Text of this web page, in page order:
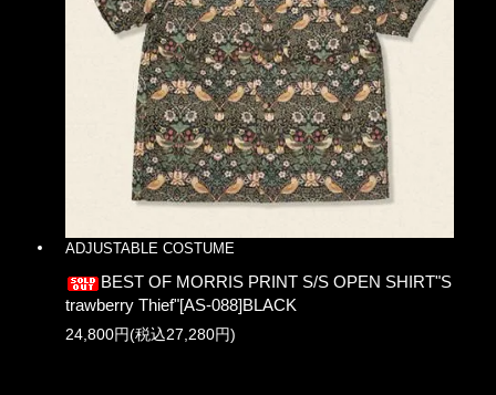
ADJUSTABLE COSTUME
BEST OF MORRIS PRINT S/S OPEN SHIRT"S
trawberry Thief"[AS-088]BLACK
24,800円(税込27,280円)